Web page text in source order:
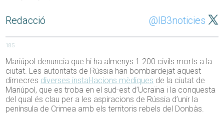
Redacció @IB3noticies
185
Mariúpol denuncia que hi ha almenys 1.200 civils morts a la
ciutat. Les autoritats de Rússia han bombardejat aquest
dimecres diverses instal·lacions mèdiques de la ciutat de
Mariúpol, que es troba en el sud-est d’Ucraïna i la conquesta
del qual és clau per a les aspiracions de Rússia d’unir la
península de Crimea amb els territoris rebels del Donbàs.